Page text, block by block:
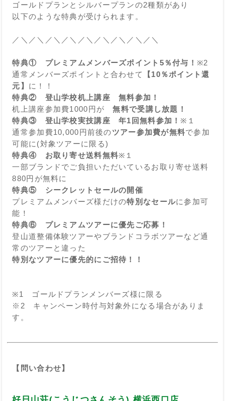
ゴールドプランとシルバープランの2種類があり
以下のような特典が受けられます。
／＼／＼／＼／＼／＼／＼／＼／＼／＼
特典① プレミアムメンバーズポイント5％付与！ ※2
通常メンバーズポイントと合わせて
【10％ポイント還
元】 に！！
特典② 登山学校机上講座 無料参加！
机上講座参加費1000円が無料で受講し放題！
特典③ 登山学校実技講座 年1回無料参加！ ※１
通常参加費10,000円前後のツアー参加費が無料で参加
可能に(対象ツアーに限る)
特典④ お取り寄せ送料無料※１
一部ブランドでご負担いただいているお取り寄せ送料
880円が無料に
特典⑤ シークレットセールの開催
プレミアムメンバーズ様だけの特別なセールに参加可
能！
特典⑥ プレミアムツアーに優先ご応募！
登山道整備体験ツアーやブランドコラボツアーなど通
常のツアーと違った
特別なツアーに優先的にご招待！！
※1 ゴールドプランメンバーズ様に限る
※2 キャンペーン時付与対象外になる場合がありま
す。
【問い合わせ】